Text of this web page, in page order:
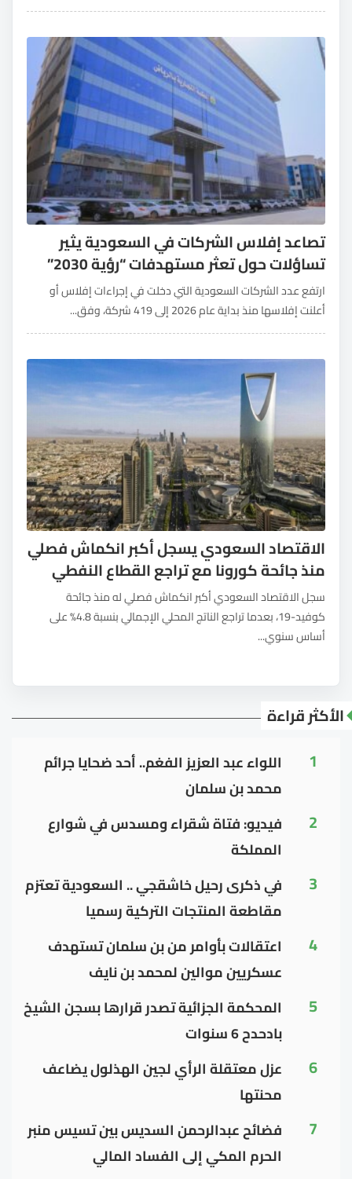
تصاعد إفلاس الشركات في السعودية يثير
تساؤلات حول تعثر مستهدفات “رؤية 2030”
ارتفع عدد الشركات السعودية التي دخلت في إجراءات إفلاس أو
أعلنت إفلاسها منذ بداية عام 2026 إلى 419 شركة، وفق...
الاقتصاد السعودي يسجل أكبر انكماش فصلي
منذ جائحة كورونا مع تراجع القطاع النفطي
سجل الاقتصاد السعودي أكبر انكماش فصلي له منذ جائحة
كوفيد-19، بعدما تراجع الناتج المحلي الإجمالي بنسبة 4.8% على
أساس سنوي...
الأكثر قراءة
1
اللواء عبد العزيز الفغم.. أحد ضحايا جرائم
محمد بن سلمان
2
فيديو: فتاة شقراء ومسدس في شوارع
المملكة
3
في ذكرى رحيل خاشقجي .. السعودية تعتزم
مقاطعة المنتجات التركية رسميا
4
اعتقالات بأوامر من بن سلمان تستهدف
عسكريين موالين لمحمد بن نايف
5
المحكمة الجزائية تصدر قرارها بسجن الشيخ
بادحدح 6 سنوات
6
عزل معتقلة الرأي لجين الهذلول يضاعف
محنتها
7
فضائح عبدالرحمن السديس بين تسيس منبر
الحرم المكي إلى الفساد المالي